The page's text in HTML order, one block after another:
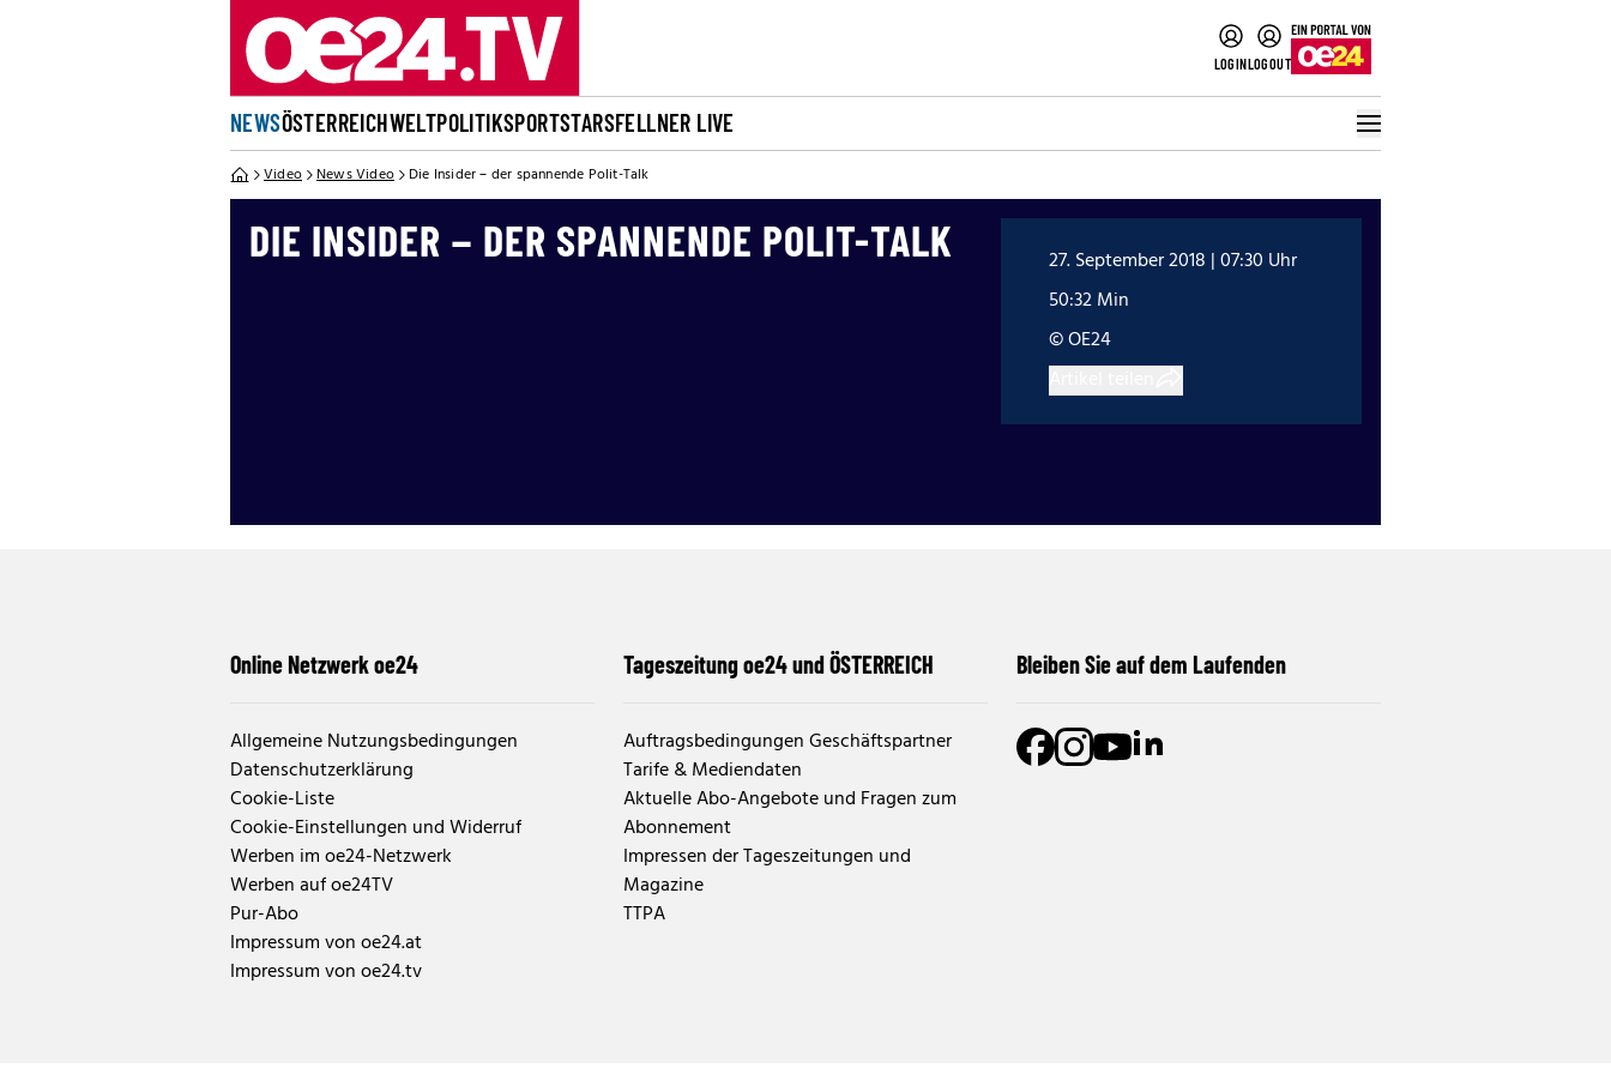
LOGINLOGOUT
NEWSÖSTERREICHWELTPOLITIKSPORTSTARSFELLNER LIVE
Video News Video Die Insider – der spannende Polit-Talk
DIE INSIDER – DER SPANNENDE POLIT-TALK
27. September 2018 | 07:30 Uhr
50:32 Min
© OE24
Online Netzwerk oe24
Allgemeine Nutzungsbedingungen
Datenschutzerklärung
Cookie-Liste
Cookie-Einstellungen und Widerruf
Werben im oe24-Netzwerk
Werben auf oe24TV
Pur-Abo
Impressum von oe24.at
Impressum von oe24.tv
Tageszeitung oe24 und ÖSTERREICH
Auftragsbedingungen Geschäftspartner
Tarife & Mediendaten
Aktuelle Abo-Angebote und Fragen zum
Abonnement
Impressen der Tageszeitungen und
Magazine
TTPA
Bleiben Sie auf dem Laufenden